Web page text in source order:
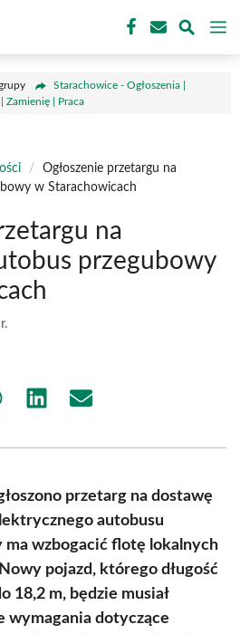
Starachowice - Ogłoszenia |
Zamienię | Praca
/
Ogłoszenie przetargu na
w Starachowicach
na
przegubowy
Share Share
przetarg na dostawę
autobusu
wzbogacić flotę lokalnych
pojazd, którego długość
18,2 m, będzie musiał
wymagania dotyczące